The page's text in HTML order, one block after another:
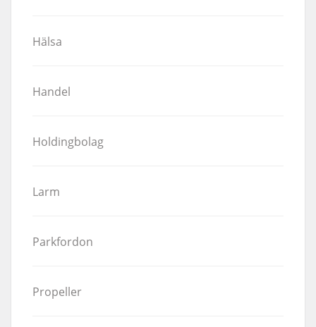
Hälsa
Handel
Holdingbolag
Larm
Parkfordon
Propeller